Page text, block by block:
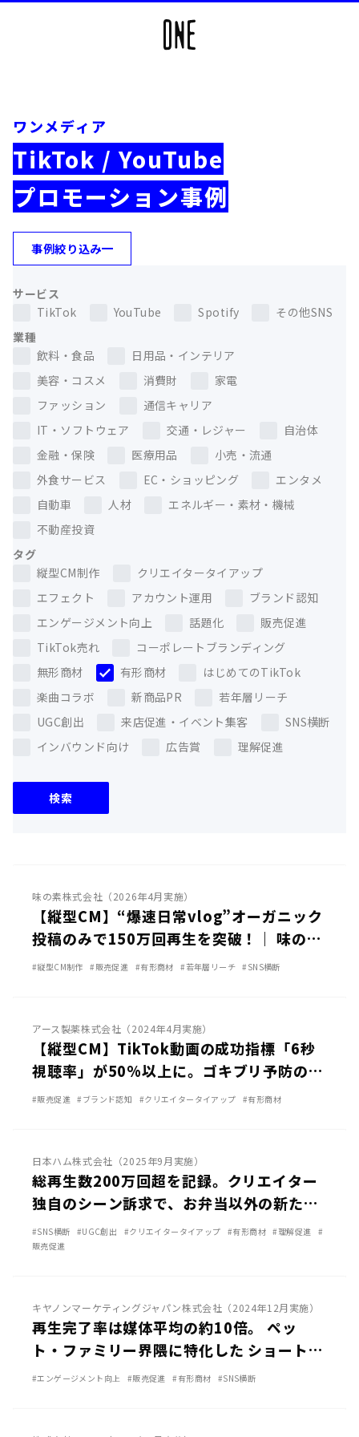
ワンメディア
TikTok / YouTube
プロモーション事例
事例絞り込み
サービス
TikTok
YouTube Spotify
その他SNS
業種
飲料・食品
日用品・インテリア
美容・コスメ
消費財
家電
ファッション
通信キャリア
IT・ソフトウェア
交通・レジャー
自治体
金融・保険
医療用品
小売・流通
外食サービス
EC・ショッピング
エンタメ
自動車
人材
エネルギー・素材・機械
不動産投資
タグ
縦型CM制作
クリエイタータイアップ
エフェクト
アカウント運用
ブランド認知
エンゲージメント向上
話題化
販売促進
TikTok売れ
コーポレートブランディング
無形商材
有形商材
はじめてのTikTok
楽曲コラボ
新商品PR
若年層リーチ
UGC創出
来店促進・イベント集客
SNS横断
インバウンド向け
広告賞 理解促進
検索
味の素株式会社（2026年4月実施）
【縦型CM】“爆速日常vlog”オーガニック
投稿のみで150万回再生を突破！｜ 味の素
「クノール® サクサクdeコパン」
#縦型CM制作 #販売促進 #有形商材 #若年層リーチ #SNS横断
アース製薬株式会社（2024年4月実施）
【縦型CM】TikTok動画の成功指標「6秒
視聴率」が50%以上に。ゴキブリ予防の新
ニーズを喚起｜ アース製薬「ゴキッシュ
#販売促進 #ブランド認知 #クリエイタータイアップ #有形商材
日本ハム株式会社（2025年9月実施）
総再生数200万回超を記録。クリエイター
独自のシーン訴求で、お弁当以外の新たな
需要を開拓｜日本ハム株式会社 「丸かじり
チキボン」「チキンナゲット」
#SNS横断 #UGC創出 #クリエイタータイアップ #有形商材 #理解促進 #
販売促進
キヤノンマーケティングジャパン株式会社（2024年12月実施）
再生完了率は媒体平均の約10倍。 ペッ
ト・ファミリー界隈に特化した ショート動
画でブランド認知拡大に成功｜キヤノン
#エンゲージメント向上 #販売促進 #有形商材 #SNS横断